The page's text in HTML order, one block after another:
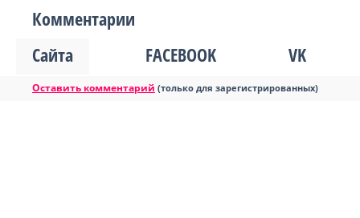
Комментарии
Сайта
FACEBOOK VK
Оставить комментарий (только для зарегистрированных)